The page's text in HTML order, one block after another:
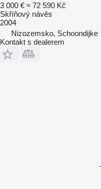
3 000 € ≈ 72 590 Kč
Skříňový návěs
2004
Nizozemsko, Schoondijke
Kontakt s dealerem